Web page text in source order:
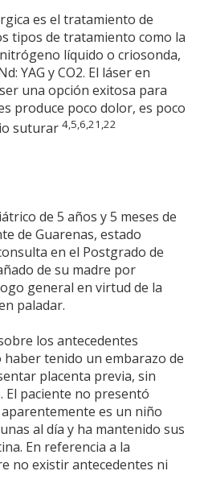
es el tratamiento de
tipos de tratamiento como la
líquido o criosonda,
YAG y CO2. El láser en
una opción exitosa para
produce poco dolor, es poco
suturar 4,5,6,21,22
de 5 años y 5 meses de
de Guarenas, estado
en el Postgrado de
de su madre por
general en virtud de la
paladar.
los antecedentes
haber tenido un embarazo de
placenta previa, sin
paciente no presentó
es un niño
al día y ha mantenido sus
En referencia a la
no existir antecedentes ni